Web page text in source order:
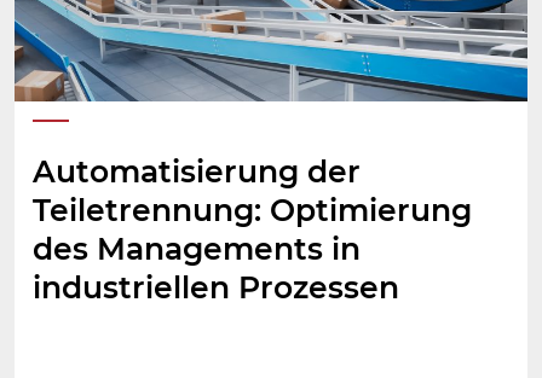
Automatisierung der
Teiletrennung: Optimierung
des Managements in
industriellen Prozessen